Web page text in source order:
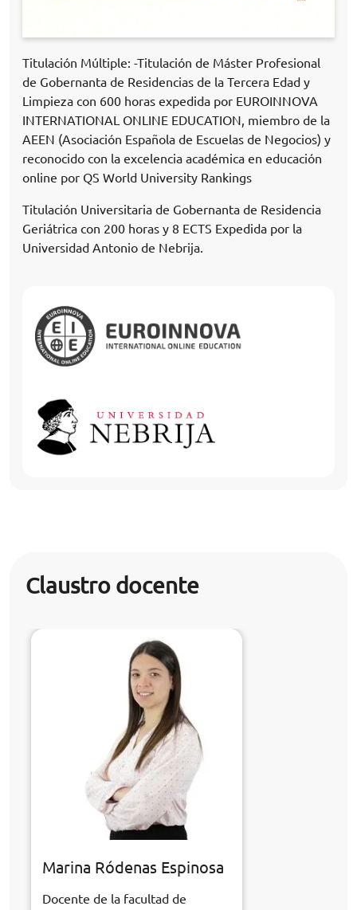
Titulación Múltiple: -Titulación de Máster Profesional
de Gobernanta de Residencias de la Tercera Edad y
Limpieza con 600 horas expedida por EUROINNOVA
INTERNATIONAL ONLINE EDUCATION, miembro de la
AEEN (Asociación Española de Escuelas de Negocios) y
reconocido con la excelencia académica en educación
online por QS World University Rankings
Titulación Universitaria de Gobernanta de Residencia
Geriátrica con 200 horas y 8 ECTS Expedida por la
Universidad Antonio de Nebrija.
Claustro docente
Marina Ródenas Espinosa
Docente de la facultad de